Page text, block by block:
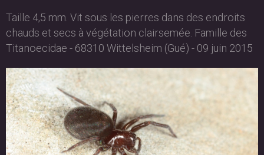
Taille 4,5 mm. Vit sous les pierres dans des endroits
chauds et secs à végétation clairsemée. Famille des
Titanoecidae - 68310 Wittelsheim (Gué) - 09 juin 2015